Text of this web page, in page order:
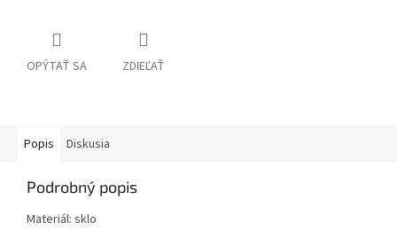
OPÝTAŤ SA ZDIEĽAŤ
Popis Diskusia
Podrobný popis
Materiál: sklo